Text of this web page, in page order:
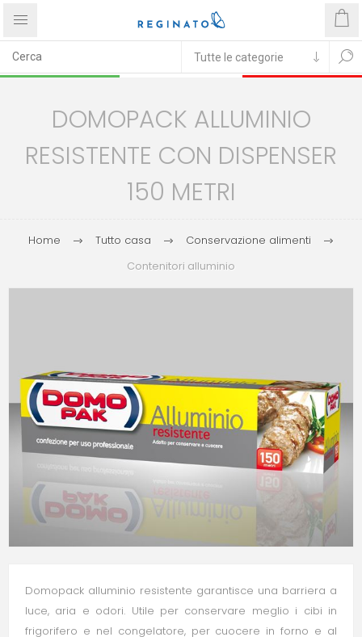
DOMOPACK ALLUMINIO
RESISTENTE CON DISPENSER
150 METRI
Home Tutto casa
Conservazione alimenti
Contenitori alluminio
Domopack alluminio resistente garantisce una barriera a
luce, aria e odori. Utile per conservare meglio i cibi in
frigorifero e nel congelatore, per cuocere in forno e al